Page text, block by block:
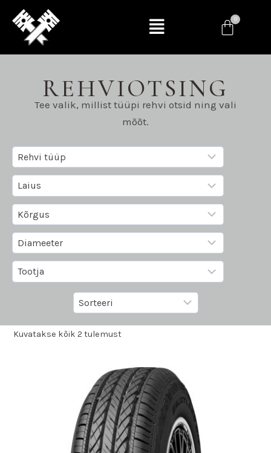
REHVIOTSING
Tee valik, millist tüüpi rehvi otsid ning vali
mõõt.
Kuvatakse kõik 2 tulemust